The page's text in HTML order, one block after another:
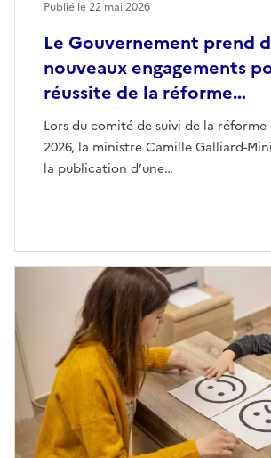
Le Gouvernement prend
nouveaux engagements
réussite de la réforme…
Lors du comité de suivi de la réforme
2026, la ministre Camille Galliard-
la publication d’une…
Publié le22 mai 2026